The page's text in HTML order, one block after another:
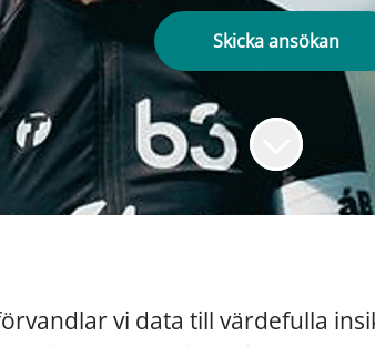
Skicka ansökan
vi data till värdefulla